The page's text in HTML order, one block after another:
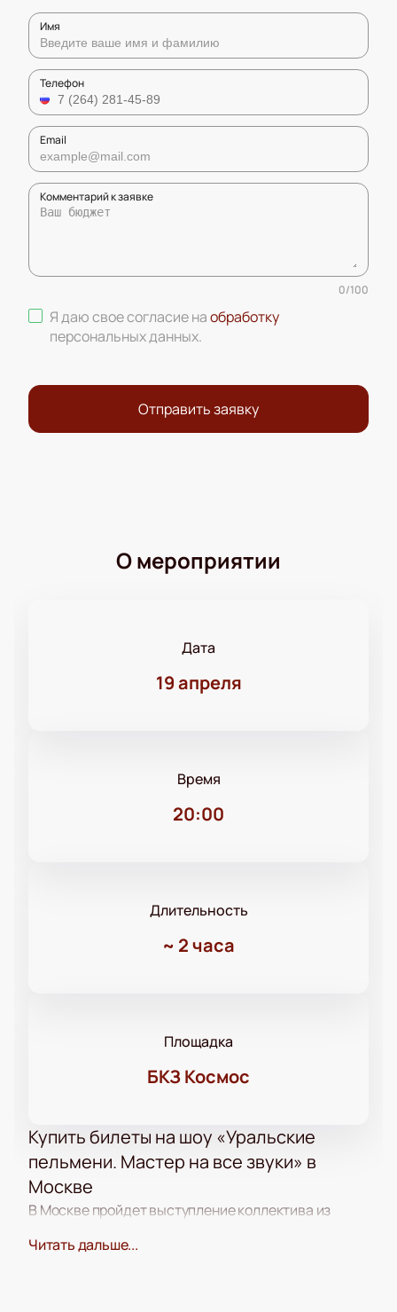
Имя
Телефон
Email
Комментарий к заявке
0/100
Я даю свое согласие наобработку
персональных данных.
Отправить заявку
О мероприятии
Дата
19 апреля
Время
20:00
Длительность
~ 2 часа
Площадка
БКЗ Космос
Купить билеты на шоу «Уральские
пельмени. Мастер на все звуки» в
Москве
В Москве пройдет выступление коллектива из
«Уральские пельмени. Мастер на все звуки»
Читать дальше...